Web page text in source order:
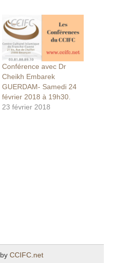
Conférence avec Dr
Cheikh Embarek
GUERDAM- Samedi 24
février 2018 à 19h30.
23 février 2018
by CCIFC.net